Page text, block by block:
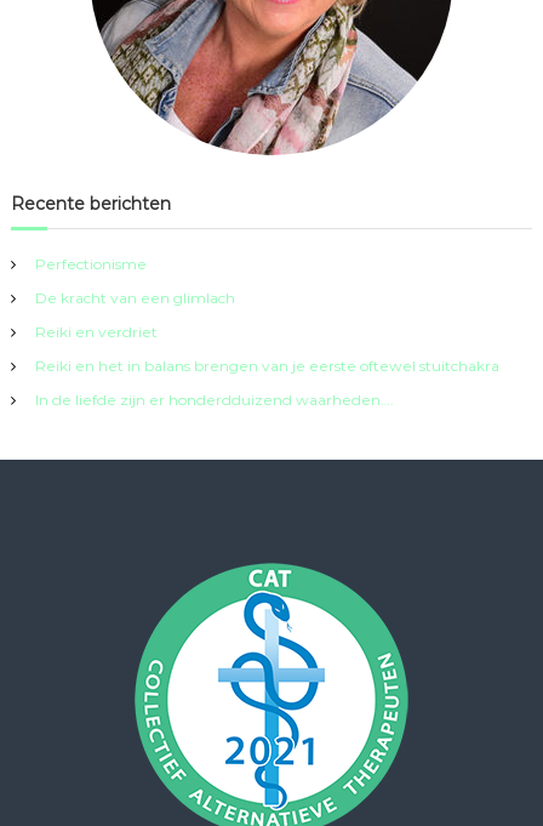
Recente berichten
Perfectionisme
De kracht van een glimlach
Reiki en verdriet
Reiki en het in balans brengen van je eerste oftewel stuitchakra
In de liefde zijn er honderdduizend waarheden….